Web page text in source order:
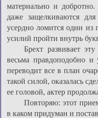
материально и
даже защелкиваются
усердно ломится один из
усилий пройти внутрь
Брехт развивает
весьма правдоподобно
переводит все в план
такой силой, оказалась
ее головой, актер
Повторяю: этот
в каком придуман и